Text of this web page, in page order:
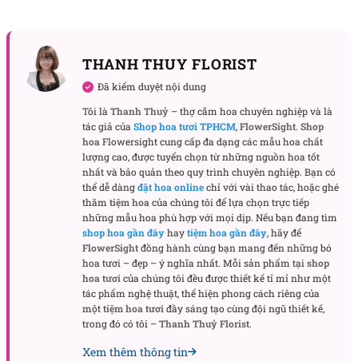
thích hiện tại của người trẻ. Cách bó gói cũng rất
chỉn chu, phải tạo hình và che kín được phần đế
cắm bên trong (đảm bảo tính thẩm mỹ).
Phụ kiện trang trí đi kèmcó thể là nơ, chữ, tấm bìa
hoặc logo. Cái này người tặng có thể chủ động
chuẩn bị để hợp theo ý muốn.
Bài viết liên quan:
Hoa chúc mừng sinh nhật
Hoa tặng sinh nhật người yêu
Ý nghĩa của bó hoa sáp 25 bông
THANH THUY FLORIST
Đã kiểm duyệt nội dung
Tôi làThanh Thuỷ – thợ cắm hoa chuyên nghiệp và là
tác giả củaShop hoa tươi TPHCM,FlowerSight. Shop
hoaFlowersight cung cấp đa dạng các mẫu hoa chất
lượng cao, được tuyển chọn từ những nguồn hoa tốt
nhất và bảo quản theo quy trình chuyên nghiệp. Bạn có
thể dễ dàngđặt hoa onlinechỉ với vài thao tác, hoặc ghé
thămtiệm hoacủa chúng tôi để lựa chọn trực tiếp
những mẫu hoa phù hợp với mọi dịp. Nếu bạn đang tìm
shop hoa gần đâyhaytiệm hoa gần đây, hãy để
FlowerSightđồng hành cùng bạn mang đến những bó
hoa tươi – đẹp – ý nghĩa nhất. Mỗi sản phẩm tạishop
hoa tươicủa chúng tôi đều được thiết kế tỉ mỉ như một
tác phẩm nghệ thuật, thể hiện phong cách riêng của
mộttiệm hoa tươiđầy sáng tạo cùng đội ngũ thiết kế,
trong đó có tôi –Thanh Thuỷ Florist.
Xem thêm thông tin